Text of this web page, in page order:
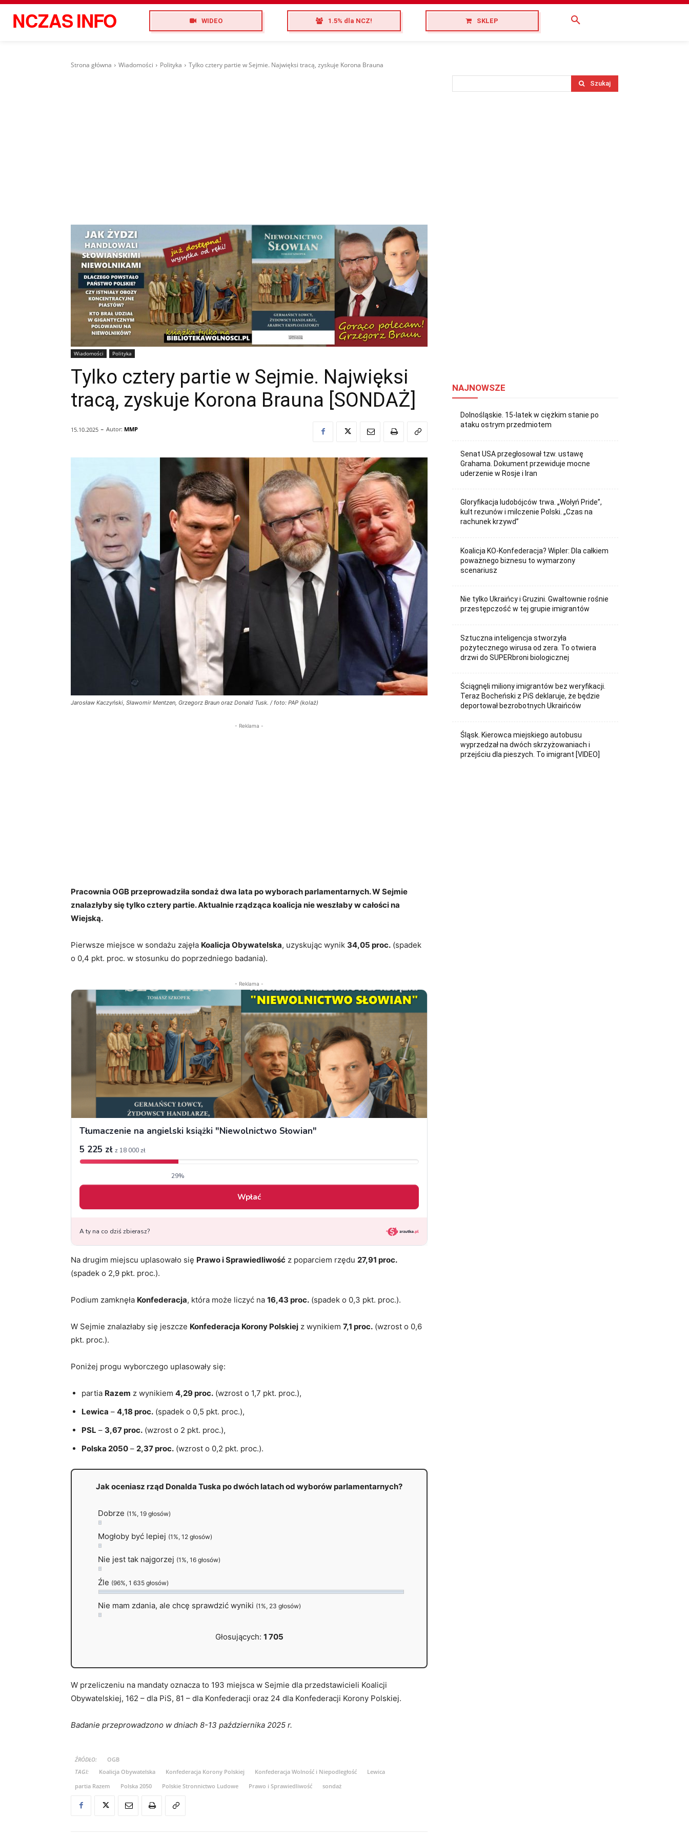
NCZASINFO WIDEO 1.5% dla NCZ! SKLEP
Strona główna Wiadomości Polityka Tylko cztery partie w Sejmie. Najwięksi tracą, zyskuje Korona Brauna
Wiadomości Polityka
Tylko cztery partie w Sejmie. Najwięksi
tracą, zyskuje Korona Brauna [SONDAŻ]
15.10.2025 - Autor: MMP
Jarosław Kaczyński, Sławomir Mentzen, Grzegorz Braun oraz Donald Tusk. / foto: PAP (kolaż)
- Reklama -
Pracownia OGB przeprowadziła sondaż dwa lata po wyborach parlamentarnych. W Sejmie
znalazłyby się tylko cztery partie. Aktualnie rządząca koalicja nie weszłaby w całości na
Wiejską.
Pierwsze miejsce w sondażu zajęła Koalicja Obywatelska, uzyskując wynik 34,05 proc. (spadek
o 0,4 pkt. proc. w stosunku do poprzedniego badania).
- Reklama -
Na drugim miejscu uplasowało się Prawo i Sprawiedliwość z poparciem rzędu 27,91 proc.
(spadek o 2,9 pkt. proc.).
Podium zamknęła Konfederacja, która może liczyć na 16,43 proc. (spadek o 0,3 pkt. proc.).
W Sejmie znalazłaby się jeszcze Konfederacja Korony Polskiej z wynikiem 7,1 proc. (wzrost o 0,6
pkt. proc.).
Poniżej progu wyborczego uplasowały się:
partia Razem z wynikiem 4,29 proc. (wzrost o 1,7 pkt. proc.),
Lewica – 4,18 proc. (spadek o 0,5 pkt. proc.),
PSL – 3,67 proc. (wzrost o 2 pkt. proc.),
Polska 2050 – 2,37 proc. (wzrost o 0,2 pkt. proc.).
Jak oceniasz rząd Donalda Tuska po dwóch latach od wyborów parlamentarnych?
Dobrze (1%, 19 głosów)
Mogłoby być lepiej (1%, 12 głosów)
Nie jest tak najgorzej (1%, 16 głosów)
Źle (96%, 1 635 głosów)
Nie mam zdania, ale chcę sprawdzić wyniki (1%, 23 głosów)
Głosujących: 1 705
W przeliczeniu na mandaty oznacza to 193 miejsca w Sejmie dla przedstawicieli Koalicji
Obywatelskiej, 162 – dla PiS, 81 – dla Konfederacji oraz 24 dla Konfederacji Korony Polskiej.
Badanie przeprowadzono w dniach 8-13 października 2025 r.
ŹRÓDŁO:
OGB
TAGI:
Koalicja Obywatelska Konfederacja Korony Polskiej Konfederacja Wolność i Niepodległość
Lewica
partia Razem
Polska 2050 Polskie Stronnictwo Ludowe Prawo i Sprawiedliwość sondaż
Szukaj
NAJNOWSZE
Dolnośląskie. 15-latek w ciężkim stanie po
ataku ostrym przedmiotem
Senat USA przegłosował tzw. ustawę
Grahama. Dokument przewiduje mocne
uderzenie w Rosje i Iran
Gloryfikacja ludobójców trwa. „Wołyń Pride”,
kult rezunów i milczenie Polski. „Czas na
rachunek krzywd”
Koalicja KO-Konfederacja? Wipler: Dla całkiem
poważnego biznesu to wymarzony
scenariusz
Nie tylko Ukraińcy i Gruzini. Gwałtownie rośnie
przestępczość w tej grupie imigrantów
Sztuczna inteligencja stworzyła
pożytecznego wirusa od zera. To otwiera
drzwi do SUPERbroni biologicznej
Ściągnęli miliony imigrantów bez weryfikacji.
Teraz Bocheński z PiS deklaruje, że będzie
deportował bezrobotnych Ukraińców
Śląsk. Kierowca miejskiego autobusu
wyprzedzał na dwóch skrzyżowaniach i
przejściu dla pieszych. To imigrant [VIDEO]